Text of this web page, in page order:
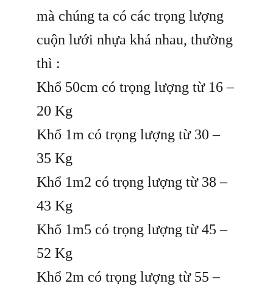
mà chúng ta có các trọng lượng
cuộn lưới nhựa khá nhau, thường
thì :
Khổ 50cm có trọng lượng từ 16 –
20 Kg
Khổ 1m có trọng lượng từ 30 –
35 Kg
Khổ 1m2 có trọng lượng từ 38 –
43 Kg
Khổ 1m5 có trọng lượng từ 45 –
52 Kg
Khổ 2m có trọng lượng từ 55 –